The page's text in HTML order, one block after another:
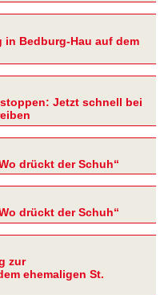
Bedburg-Hau auf dem
Jetzt schnell bei
drückt der Schuh“
drückt der Schuh“
zur
ehemaligen St.